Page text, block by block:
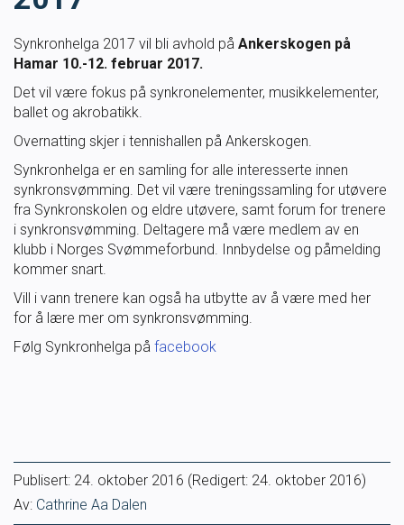
Klubbdrift
Klubbutvikling
For trenere
Tips og råd for utøvere og trenere
Utdanning
Blogg
Para svømmeidrett for alle
Synkronhelga 2017 vil bli avhold på Ankerskogen på
Hamar 10.-12. februar 2017.
Det vil være fokus på synkronelementer, musikkelementer,
ballet og akrobatikk.
Overnatting skjer i tennishallen på Ankerskogen.
Synkronhelga er en samling for alle interesserte innen
synkronsvømming. Det vil være treningssamling for utøvere
fra Synkronskolen og eldre utøvere, samt forum for trenere
i synkronsvømming. Deltagere må være medlem av en
klubb i Norges Svømmeforbund. Innbydelse og påmelding
kommer snart.
Vill i vann trenere kan også ha utbytte av å være med her
for å lære mer om synkronsvømming.
Følg Synkronhelga på facebook
Publisert: 24. oktober 2016 (Redigert: 24. oktober 2016)
Av: Cathrine Aa Dalen